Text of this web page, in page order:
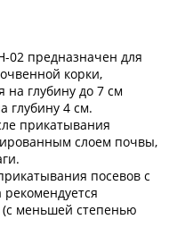
02 предназначен для
корки,
глубину до 7 см
глубину 4 см.
прикатывания
слоем почвы,
посевов с
(с меньшей степенью